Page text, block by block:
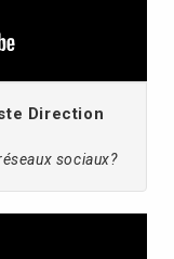
Direction
sociaux?